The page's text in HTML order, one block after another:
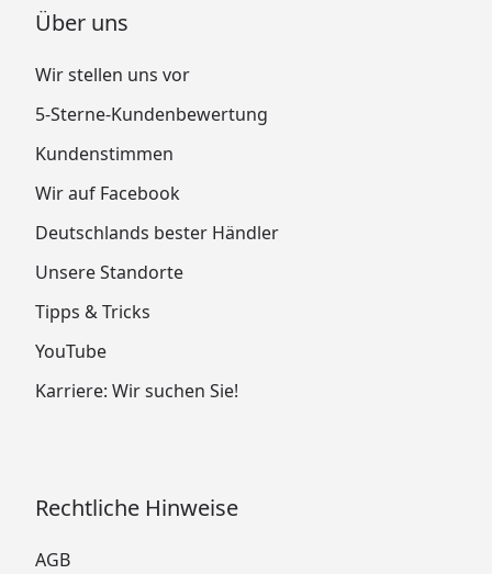
Über uns
Wir stellen uns vor
5-Sterne-Kundenbewertung
Kundenstimmen
Wir auf Facebook
Deutschlands bester Händler
Unsere Standorte
Tipps & Tricks
YouTube
Karriere: Wir suchen Sie!
Rechtliche Hinweise
AGB